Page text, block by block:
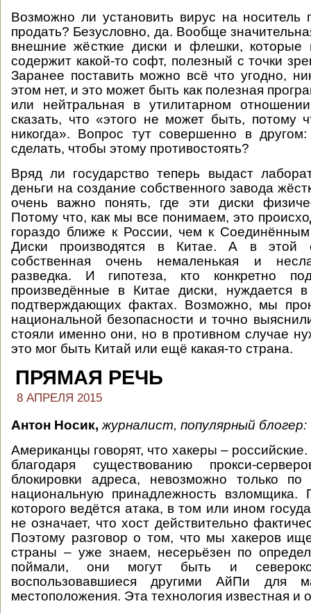
Возможно ли установить вирус на носитель
продать? Безусловно, да. Вообще
внешние жёсткие диски и флешки,
содержит какой-то софт, полезный с точки
Заранее поставить можно всё что угодно,
этом нет, и это может быть как полезная
или нейтральная в утилитарном
сказать, что «этого не может быть, потому
никогда». Вопрос тут совершенно в
сделать, чтобы этому противостоять?
Вряд ли государство теперь выдаст
деньги на создание собственного завода
очень важно понять, где эти диски
Потому что, как мы все понимаем, это
гораздо ближе к России, чем к
Диски производятся в Китае. А в этой
собственная очень немаленькая и
разведка. И гипотеза, кто конкретно
произведённые в Китае диски, нуждается
подтверждающих фактах. Возможно, мы
национальной безопасности и точно
стояли именно они, но в противном случае
это мог быть Китай или ещё какая-то страна.
ПРЯМАЯ РЕЧЬ
8 АПРЕЛЯ 2015
Антон Носик, журналист, популярный блогер:
Американцы говорят, что хакеры –
благодаря существованию прокси-
блокировки адреса, невозможно только
национальную принадлежность взломщика.
которого ведётся атака, в том или ином
не означает, что хост действительно
Поэтому разговор о том, что мы хакеров
страны – уже знаем, несерьёзен по
поймали, они могут быть и
воспользовавшиеся другими АйПи для
местоположения. Эта технология известная и